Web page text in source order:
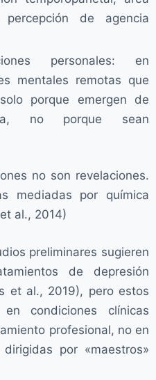
de agencia
personales: en
mentales remotas que
porque emergen de
no porque sean
no son revelaciones.
mediadas por química
al., 2014)
preliminares sugieren
de depresión
et al., 2019), pero estos
condiciones clínicas
profesional, no en
por «maestros»